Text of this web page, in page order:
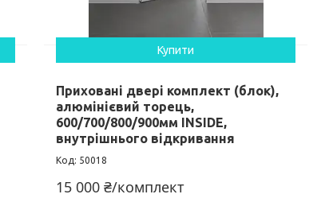
Купити
Приховані двері комплект (блок),
алюмінієвий торець,
600/700/800/900мм INSIDE,
внутрішнього відкривання
50018
15 000 ₴/комплект